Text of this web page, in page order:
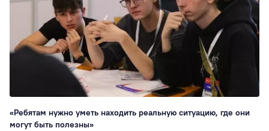
«Ребятам нужно уметь находить реальную ситуацию, где они
могут быть полезны»